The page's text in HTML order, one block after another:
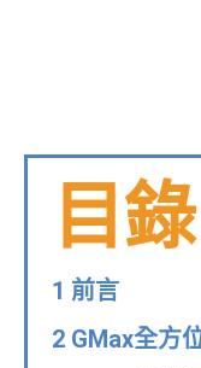
目錄
1 前言
2 GMax全方